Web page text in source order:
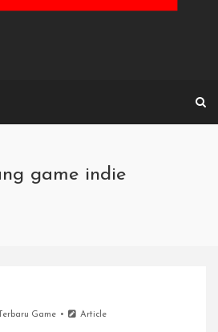
game indie
Game Article